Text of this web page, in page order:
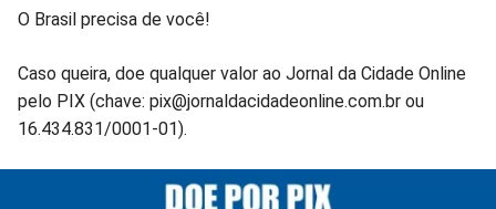
O Brasil precisa de você!
Caso queira, doe qualquer valor ao Jornal da Cidade Online
pelo PIX (chave: pix@jornaldacidadeonline.com.br ou
16.434.831/0001-01).